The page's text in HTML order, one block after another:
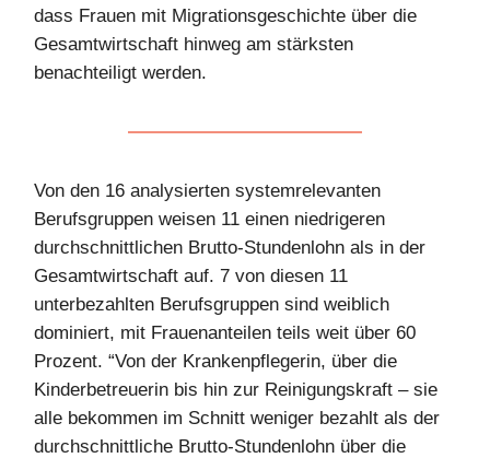
dass Frauen mit Migrationsgeschichte über die
Gesamtwirtschaft hinweg am stärksten
benachteiligt werden.
Von den 16 analysierten systemrelevanten
Berufsgruppen weisen 11 einen niedrigeren
durchschnittlichen Brutto-Stundenlohn als in der
Gesamtwirtschaft auf. 7 von diesen 11
unterbezahlten Berufsgruppen sind weiblich
dominiert, mit Frauenanteilen teils weit über 60
Prozent. “Von der Krankenpflegerin, über die
Kinderbetreuerin bis hin zur Reinigungskraft – sie
alle bekommen im Schnitt weniger bezahlt als der
durchschnittliche Brutto-Stundenlohn über die